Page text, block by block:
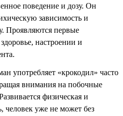
поведение и дозу. Он
зависимость и
Проявляются первые
настроении и
употребляет «крокодил» часто
внимания на побочные
физическая и
человек уже не может без